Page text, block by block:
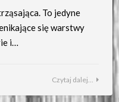
To jedyne
się warstwy
i…
Czytaj dalej...